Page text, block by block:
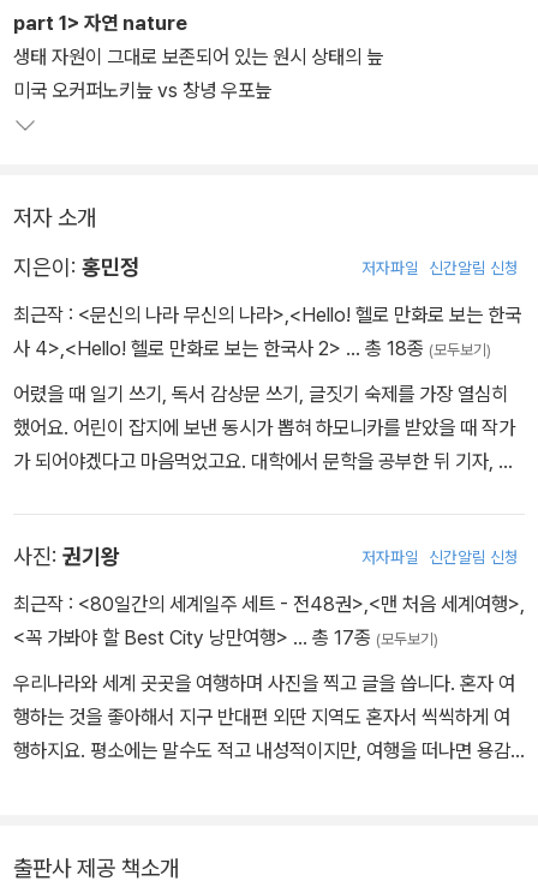
국의 그 어디에서도 찾아보기 힘든 멋과 매력을 숨기고 있다. 예를 들
면 비록 규모의 차이는 있지만 미국의 케네디우주 센터와 고흥 나로
우주 센터는 객관적으로 닮았다. 삿포로 눈 축제와 태백 눈 축제도 ‘겨
울’과 ‘눈’이라는 명백한 공통점이 있다. 그런가 하면 옛 모습을 그대
소 주관적이고 심상적이다. 그렇더라도 두 곳을 나란히 놓고 보았을
때 그곳에 한 번도 가 보지 않은 누구라도 “정말 닮았다.”라고 말할 수
part 1> 자연 nature
생태 자원이 그대로 보존되어 있는 원시 상태의 늪
미국 오커퍼노키늪 vs 창녕 우포늪
저자 소개
지은이: 홍민정 저자파일 신간알림 신청
최근작 : <문신의 나라 무신의 나라>,<Hello! 헬로 만화로 보는 한국
사 4>,<Hello! 헬로 만화로 보는 한국사 2> … 총 18종 (모두보기)
어렸을 때 일기 쓰기, 독서 감상문 쓰기, 글짓기 숙제를 가장 열심히
했어요. 어린이 잡지에 보낸 동시가 뽑혀 하모니카를 받았을 때 작가
가 되어야겠다고 마음먹었고요. 대학에서 문학을 공부한 뒤 기자, 방
서 어린이 책을 쓰고 있어요. 그동안 쓴 책으로 《달려라 아빠 똥배》
《짠돌이, 지갑을 열다》《엄마 출입 금지》《꿀벌들아 돌아와》 등이 있
어요.
사진: 권기왕 저자파일 신간알림 신청
최근작 : <80일간의 세계일주 세트 - 전48권>,<맨 처음 세계여행>,
<꼭 가봐야 할 Best City 낭만여행> … 총 17종 (모두보기)
우리나라와 세계 곳곳을 여행하며 사진을 찍고 글을 씁니다. 혼자 여
행하는 것을 좋아해서 지구 반대편 외딴 지역도 혼자서 씩씩하게 여
행하지요. 평소에는 말수도 적고 내성적이지만, 여행을 떠나면 용감
위한 세계 여행 정보 백과 <80일간의 세계일주> 48권 등이 있습니
출판사 제공 책소개